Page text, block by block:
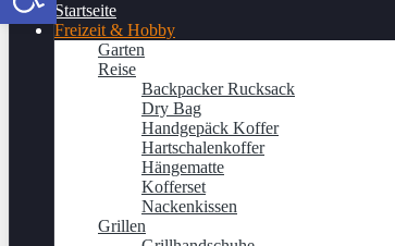
Startseite
Freizeit & Hobby
Garten
Reise
Backpacker Rucksack
Dry Bag
Handgepäck Koffer
Hartschalenkoffer
Hängematte
Kofferset
Nackenkissen
Grillen